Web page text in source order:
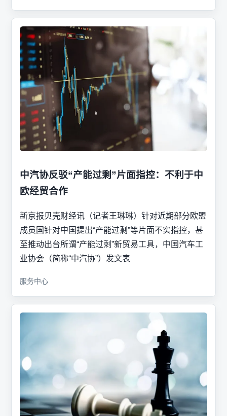
中汽协反驳“产能过剩”片面指控：不利于中
欧经贸合作
新京报贝壳财经讯（记者王琳琳）针对近期部分欧盟
成员国针对中国提出“产能过剩”等片面不实指控，甚
至推动出台所谓“产能过剩”新贸易工具，中国汽车工
业协会（简称“中汽协”）发文表
服务中心